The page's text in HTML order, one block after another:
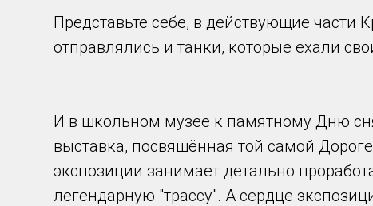
Представьте себе, в действующие части
отправлялись и танки, которые ехали
И в школьном музее к памятному Дню
выставка, посвящённая той самой
экспозиции занимает детально
легендарную "трассу". А сердце